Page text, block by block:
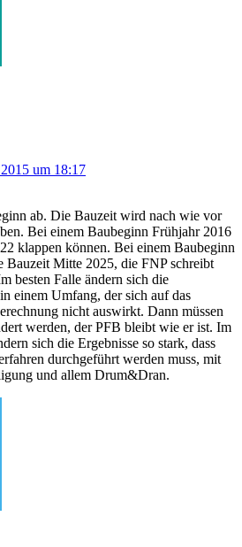
um 18:17
ab. Die Bauzeit wird nach wie vor
Bei einem Baubeginn Frühjahr 2016
klappen können. Bei einem Baubeginn
Bauzeit Mitte 2025, die FNP schreibt
besten Falle ändern sich die
einem Umfang, der sich auf das
nicht auswirkt. Dann müssen
werden, der PFB bleibt wie er ist. Im
sich die Ergebnisse so stark, dass
durchgeführt werden muss, mit
und allem Drum&Dran.